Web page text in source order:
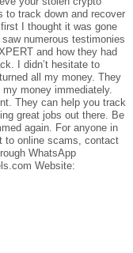
to track down and recover
I thought it was gone
numerous testimonies
and how they had
I didn’t hesitate to
all my money. They
money immediately.
They can help you track
great jobs out there. Be
again. For anyone in
to online scams, contact
WhatsApp
Website: